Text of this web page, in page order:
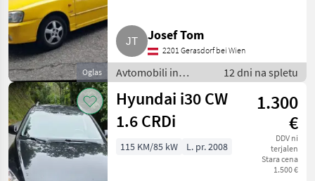
Osebna
vozila /
Tovorna
vozila /
Mopedi
Avtomobili
In Motorna
Kolesa
Limuzina
IZBERITE
KATEGORIJO
Oglas
Josef Tom
2201 Gerasdorf bei Wien
Avtomobili in
motorna kolesa /
Limuzina
12 dni na spletu
Hyundai i30 CW
1.6 CRDi
1.300
€
DDV ni
terjalen
Stara cena
1.500 €
115 KM/85 kW L. pr. 2008